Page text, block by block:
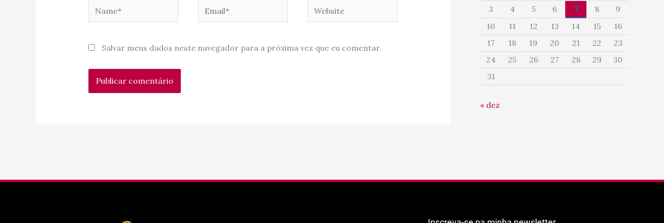
Website
Salvar meus dados neste navegador para a próxima vez que eu comentar.
3
4 5 6 7 8
9
10
11 12 13 14 15
16
17
18 19 20 21 22
23
24
25 26 27 28 29
30
31
« dez